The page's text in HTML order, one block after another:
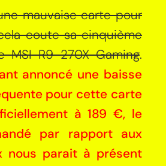
mauvaise carte pour
coute sa cinquième
R9 270X Gaming.
annoncé une baisse
pour cette carte
à 189 €, le
par rapport aux
nous parait à présent